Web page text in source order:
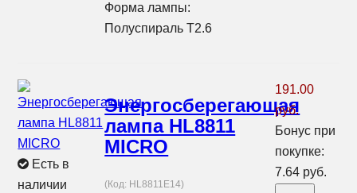
Форма лампы:
Полуспираль T2.6
Есть в
наличии
Энергосберегающая
лампа HL8811
MICRO
(Код: HL8811E14)
191.00
руб.
Бонус при
покупке:
7.64 руб.